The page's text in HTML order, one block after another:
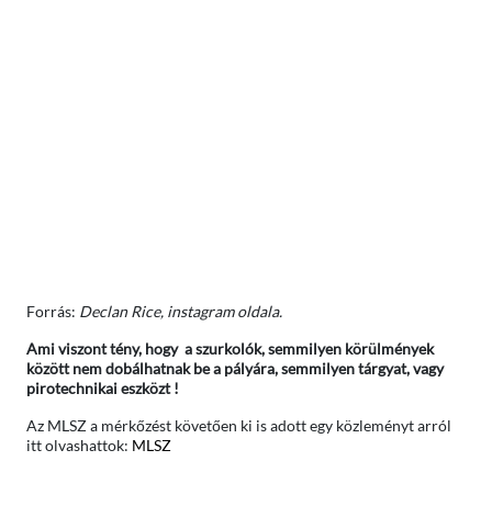
Forrás: Declan Rice, instagram oldala.
Ami viszont tény, hogy a szurkolók, semmilyen körülmények
között nem dobálhatnak be a pályára, semmilyen tárgyat, vagy
pirotechnikai eszközt !
Az MLSZ a mérkőzést követően ki is adott egy közleményt arról
itt olvashattok: MLSZ